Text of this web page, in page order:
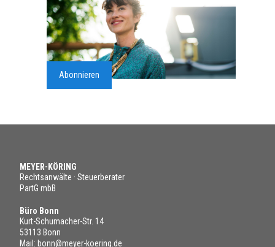
Abonnieren
MEYER-KÖRING
Rechtsanwälte · Steuerberater
PartG mbB
Büro Bonn
Kurt-Schumacher-Str. 14
53113 Bonn
Mail: bonn@meyer-koering.de